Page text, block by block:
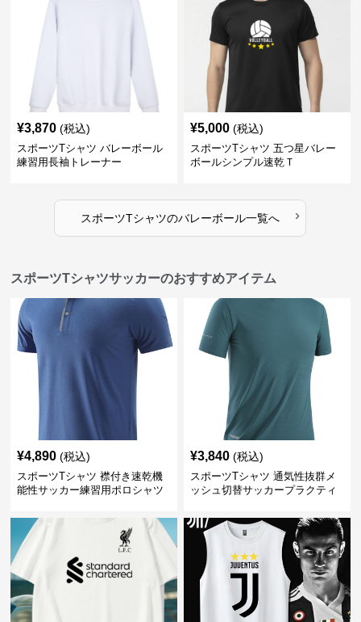
¥3,870 (税込)
スポーツTシャツ バレーボール
練習用長袖トレーナー
¥5,000 (税込)
スポーツTシャツ 五つ星バレー
ボールシンプル速乾Ｔ
スポーツTシャツのバレーボール一覧へ ›
スポーツTシャツサッカーのおすすめアイテム
¥4,890 (税込)
スポーツTシャツ 襟付き速乾機
能性サッカー練習用ポロシャツ
¥3,840 (税込)
スポーツTシャツ 通気性抜群メ
ッシュ切替サッカープラクティ